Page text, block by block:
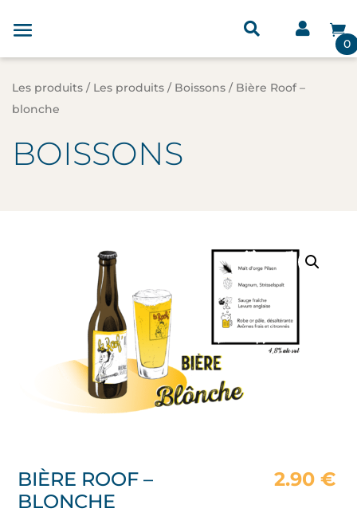

0


Les produits / Les produits / Boissons / Bière Roof –
blonche
BOISSONS
BIÈRE ROOF –
BLONCHE
2.90 €